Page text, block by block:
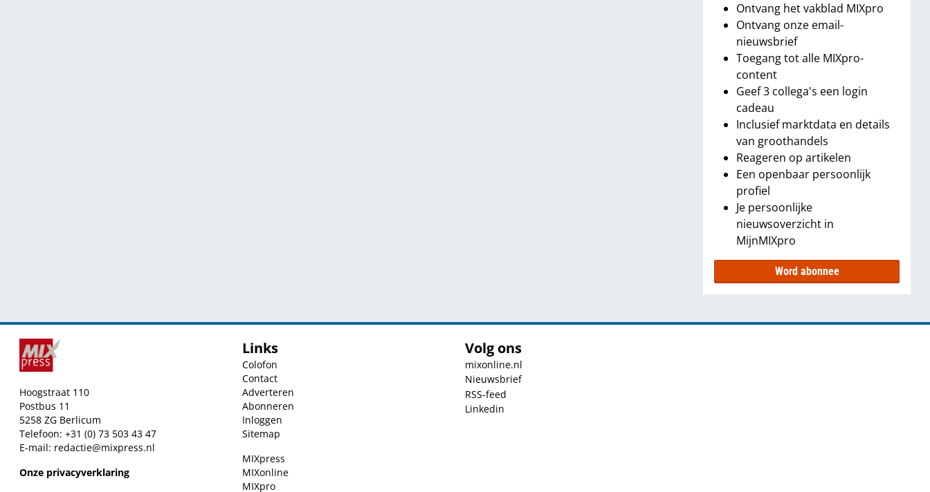
Ontvang het vakblad MIXpro
Ontvang onze email-
nieuwsbrief
Toegang tot alle MIXpro-
content
Geef 3 collega's een login
cadeau
Inclusief marktdata en details
van groothandels
Reageren op artikelen
Een openbaar persoonlijk
profiel
Je persoonlijke
nieuwsoverzicht in
MijnMIXpro
Word abonnee
Hoogstraat 110
Postbus 11
5258 ZG Berlicum
Telefoon: +31 (0) 73 503 43 47
E-mail: redactie@mixpress.nl
Onze privacyverklaring
Links
Colofon
Contact
Adverteren
Abonneren
Inloggen
Sitemap
MIXpress
MIXonline
MIXpro
Volg ons
mixonline.nl
Nieuwsbrief
RSS-feed
Linkedin